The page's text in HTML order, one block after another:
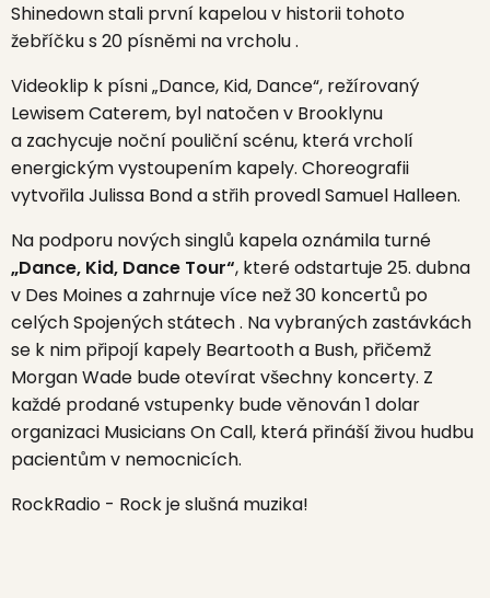
Shinedown stali první kapelou v historii tohoto
žebříčku s 20 písněmi na vrcholu.
Videoklip k písni „Dance, Kid, Dance“, režírovaný
Lewisem Caterem, byl natočen v Brooklynu
a zachycuje noční pouliční scénu, která vrcholí
energickým vystoupením kapely. Choreografii
vytvořila Julissa Bond a střih provedl Samuel Halleen.​
Na podporu nových singlů kapela oznámila turné
„Dance, Kid, Dance Tour“, které odstartuje 25. dubna
v Des Moines a zahrnuje více než 30 koncertů po
celých Spojených státech. Na vybraných zastávkách
se k nim připojí kapely Beartooth a Bush, přičemž
Morgan Wade bude otevírat všechny koncerty. Z
každé prodané vstupenky bude věnován 1 dolar
organizaci Musicians On Call, která přináší živou hudbu
pacientům v nemocnicích.
RockRadio - Rock je slušná muzika!